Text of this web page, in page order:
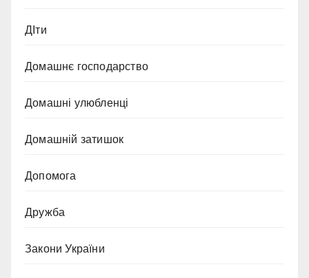
ДІти
Домашнє господарство
Домашні улюбленці
Домашній затишок
Допомога
Дружба
Закони України